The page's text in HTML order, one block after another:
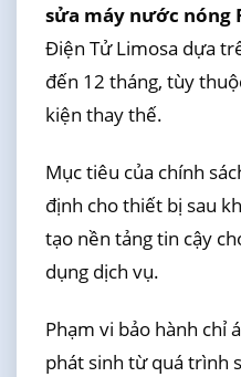
sửa máy nước nóng
Điện Tử Limosa dựa
đến 12 tháng, tùy
kiện thay thế.
Mục tiêu của chính
định cho thiết bị sau
tạo nền tảng tin cậy
dụng dịch vụ.
Phạm vi bảo hành chỉ
phát sinh từ quá trình